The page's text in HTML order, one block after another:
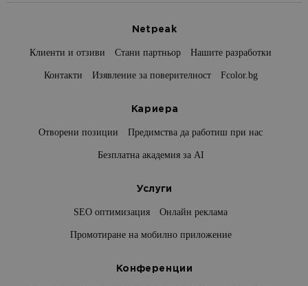
Netpeak
Клиенти и отзиви Стани партньор Нашите разработки
Контакти Изявление за поверителност Fcolor.bg
Кариера
Отворени позиции Предимства да работиш при нас
Безплатна академия за AI
Услуги
SEO оптимизация Онлайн реклама
Промотиране на мобилно приложение
Конференции